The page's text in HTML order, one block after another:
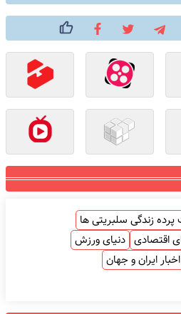
زندگی سلبریتی ها
اقتصادی دنیای ورزش
اخبار ایران و جهان